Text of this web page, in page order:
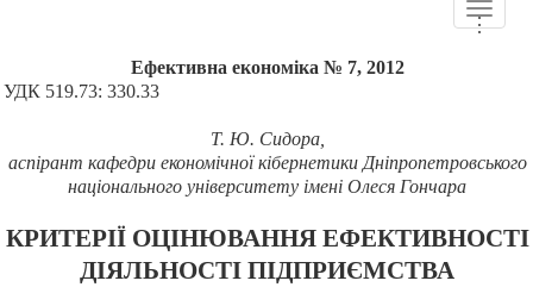
Toggle
...
Ефективна економіка № 7, 2012
УДК 519.73: 330.33
Т. Ю. Сидора,
аспірант кафедри економічної кібернетики Дніпропетровського
національного університету імені Олеся Гончара
КРИТЕРІЇ ОЦІНЮВАННЯ ЕФЕКТИВНОСТІ
ДІЯЛЬНОСТІ ПІДПРИЄМСТВА